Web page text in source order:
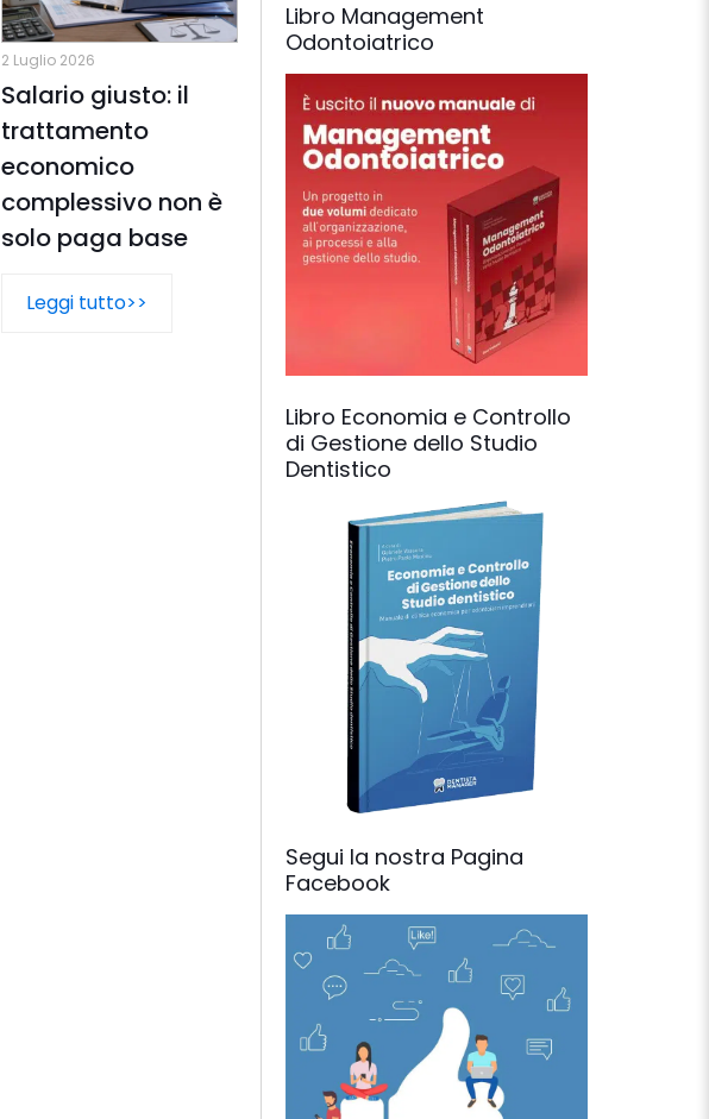
2 Luglio 2026
Salario giusto: il
trattamento
economico
complessivo non è
solo paga base
Leggi tutto>>
Libro Management
Odontoiatrico
Libro Economia e Controllo
di Gestione dello Studio
Dentistico
Segui la nostra Pagina
Facebook